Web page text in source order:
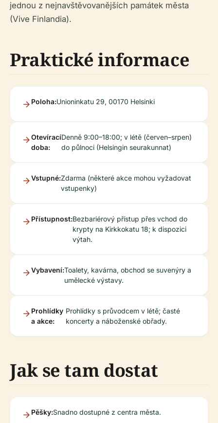
jednou z nejnavštěvovanějších památek města
(Vive Finlandia).
Praktické informace
Poloha:Unioninkatu 29, 00170 Helsinki
Otevírací
doba:
Denně 9:00–18:00; v létě (červen–srpen)
do půlnoci (Helsingin seurakunnat)
Vstupné:Zdarma (některé akce mohou vyžadovat
vstupenky)
Přístupnost:Bezbariérový přístup přes vchod do
krypty na Kirkkokatu 18; k dispozici
výtah.
Vybavení:Toalety, kavárna, obchod se suvenýry a
umělecké výstavy.
Prohlídky
a akce:
Prohlídky s průvodcem v létě; časté
koncerty a náboženské obřady.
Jak se tam dostat
Pěšky:Snadno dostupné z centra města.